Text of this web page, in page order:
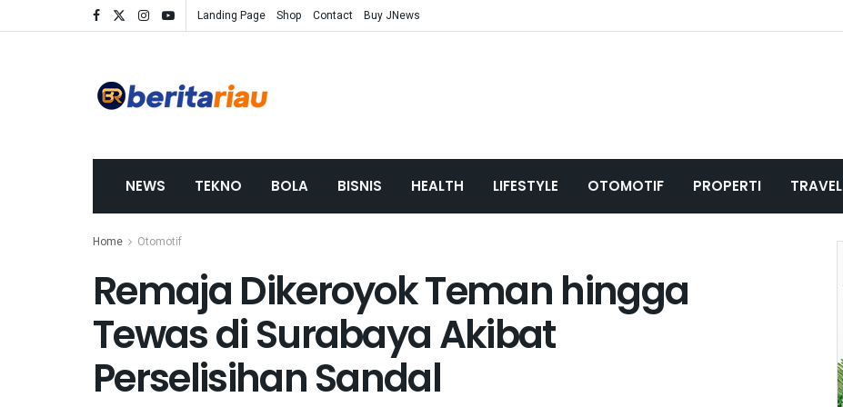
Landing Page Shop Contact Buy JNews
NEWS TEKNO BOLA BISNIS HEALTH LIFESTYLE OTOMOTIF PROPERTI TRAVEL
Home Otomotif
Remaja Dikeroyok Teman hingga
Tewas di Surabaya Akibat
Perselisihan Sandal